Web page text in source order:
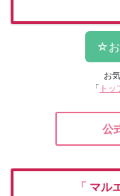
お
「 トッ
公
「 マル